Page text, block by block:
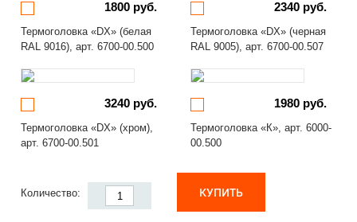
1800 руб.
Термоголовка «DX» (белая
RAL 9016), арт. 6700-00.500
2340 руб.
Термоголовка «DX» (черная
RAL 9005), арт. 6700-00.507
3240 руб.
Термоголовка «DX» (хром),
арт. 6700-00.501
1980 руб.
Термоголовка «К», арт. 6000-
00.500
Количество: КУПИТЬ